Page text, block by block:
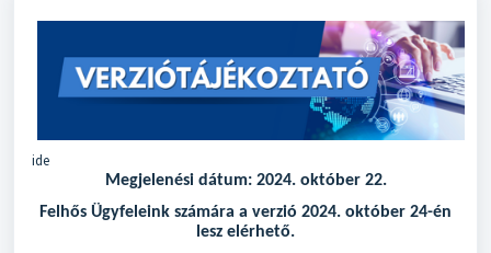
ide
Megjelenési dátum: 2024. október 22.
Felhős Ügyfeleink számára a verzió 2024. október 24-én
lesz elérhető.